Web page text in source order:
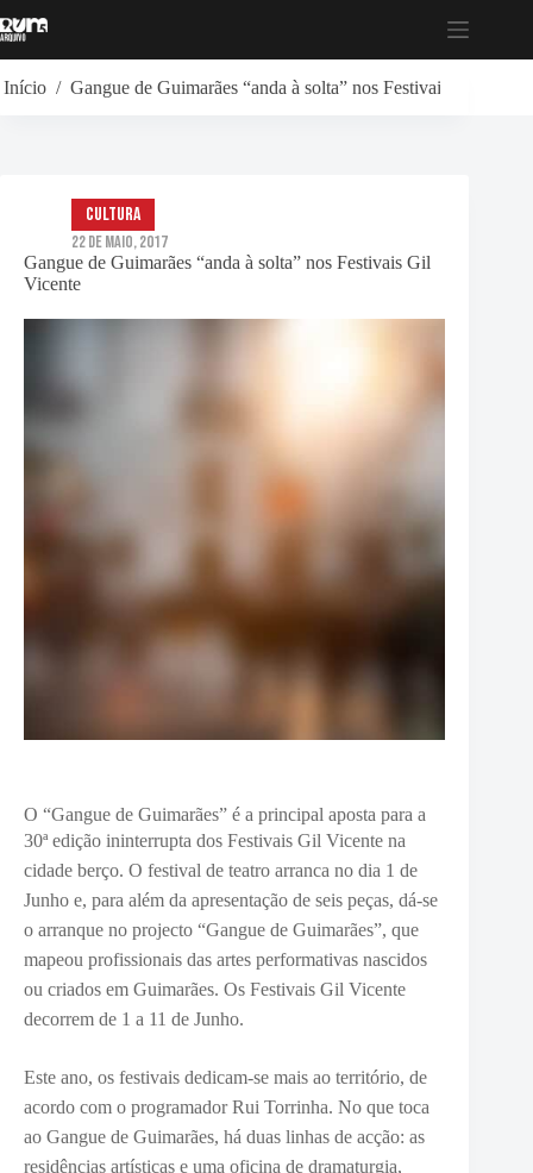
para
Início / Gangue de Guimarães “anda à solta” nos Festivais Gil
Gangue de Guimarães “anda à solta” nos Festivais Gil
Vicente
Cultura
22 de Maio, 2017
O “Gangue de Guimarães” é a principal aposta para a
30ª edição ininterrupta dos Festivais Gil Vicente na
cidade berço. O festival de teatro arranca no dia 1 de
Junho e, para além da apresentação de seis peças, dá-se
o arranque no projecto “Gangue de Guimarães”, que
mapeou profissionais das artes performativas nascidos
ou criados em Guimarães. Os Festivais Gil Vicente
decorrem de 1 a 11 de Junho.
Este ano, os festivais dedicam-se mais ao território, de
acordo com o programador Rui Torrinha. No que toca
ao Gangue de Guimarães, há duas linhas de acção: as
residências artísticas e uma oficina de dramaturgia,